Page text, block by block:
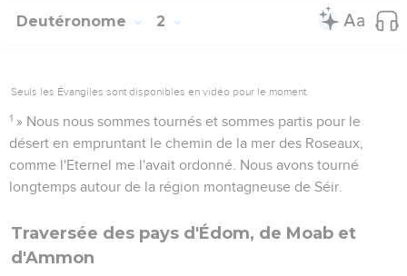
Deutéronome 2
Seuls les Évangiles sont disponibles en vidéo pour le moment.
1 » Nous nous sommes tournés et sommes partis pour le
désert en empruntant le chemin de la mer des Roseaux,
comme l'Eternel me l'avait ordonné. Nous avons tourné
longtemps autour de la région montagneuse de Séir.
Traversée des pays d'Édom, de Moab et
d'Ammon